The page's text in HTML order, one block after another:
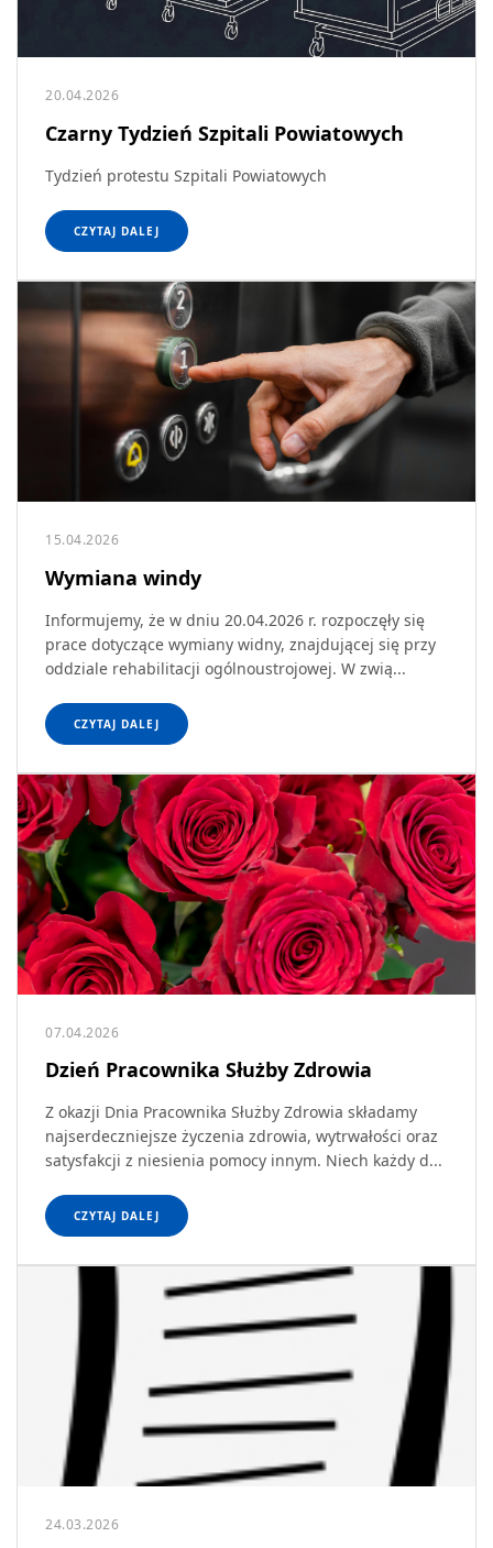
20.04.2026
Czarny Tydzień Szpitali Powiatowych
Tydzień protestu Szpitali Powiatowych
CZYTAJ DALEJ
15.04.2026
Wymiana windy
Informujemy, że w dniu 20.04.2026 r. rozpoczęły się
prace dotyczące wymiany widny, znajdującej się przy
oddziale rehabilitacji ogólnoustrojowej. W zwią...
CZYTAJ DALEJ
07.04.2026
Dzień Pracownika Służby Zdrowia
Z okazji Dnia Pracownika Służby Zdrowia składamy
najserdeczniejsze życzenia zdrowia, wytrwałości oraz
satysfakcji z niesienia pomocy innym. Niech każdy d...
CZYTAJ DALEJ
24.03.2026